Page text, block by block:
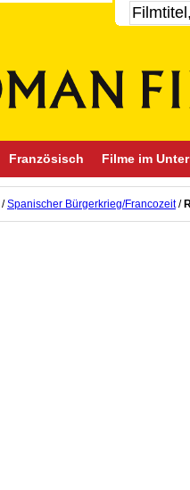
Französisch Filme im
/Spanischer Bürgerkrieg/Francozeit /